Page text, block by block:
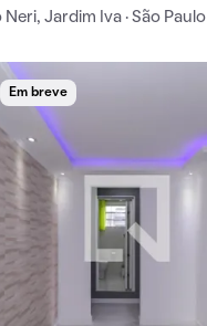
Neri, Jardim Iva · São Paulo
Em breve